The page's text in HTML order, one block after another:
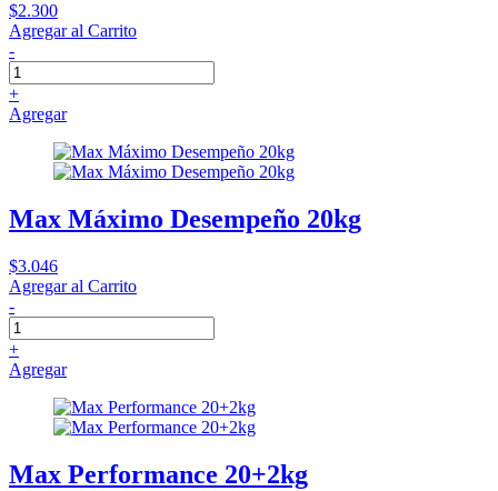
$2.300
Agregar al Carrito
-
+
Agregar
Max Máximo Desempeño 20kg
$3.046
Agregar al Carrito
-
+
Agregar
Max Performance 20+2kg